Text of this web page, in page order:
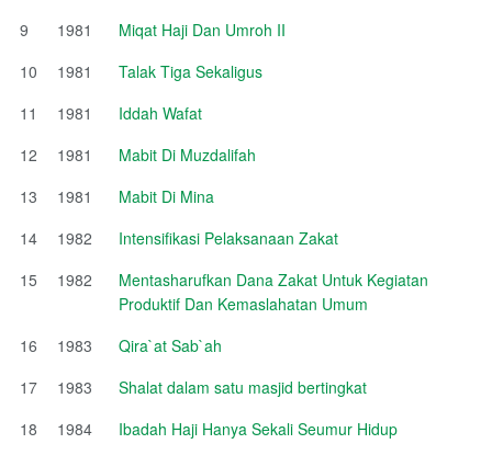
9
1981
Miqat Haji Dan Umroh II
10
1981
Talak Tiga Sekaligus
11
1981
Iddah Wafat
12
1981
Mabit Di Muzdalifah
13
1981
Mabit Di Mina
14
1982
Intensifikasi Pelaksanaan Zakat
15
1982
Mentasharufkan Dana Zakat Untuk Kegiatan
Produktif Dan Kemaslahatan Umum
16
1983
Qira`at Sab`ah
17
1983
Shalat dalam satu masjid bertingkat
18
1984
Ibadah Haji Hanya Sekali Seumur Hidup